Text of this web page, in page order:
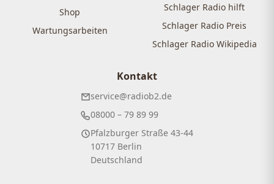
Shop
Wartungsarbeiten
Schlager Radio hilft
Schlager Radio Preis
Schlager Radio Wikipedia
Kontakt
service@radiob2.de
08000 – 79 89 99
Pfalzburger Straße 43-44
10717 Berlin
Deutschland